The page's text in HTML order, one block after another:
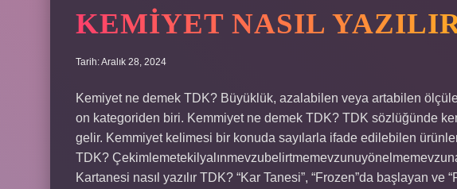
KEMIYET NASIL
Tarih: Aralık 28, 2024
Kemiyet ne demek TDK? Büyüklük, azalabilen veya artabilen
on kategoriden biri. Kemmiyet ne demek TDK? TDK sözlüğünde
gelir. Kemmiyet kelimesi bir konuda sayılarla ifade edilebilen
TDK?
Kartanesi nasıl yazılır TDK? “Kar Tanesi”, “Frozen”da başlayan